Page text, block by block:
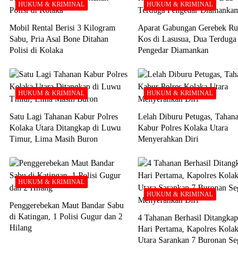
HUKUM & KRIMINAL
Mobil Rental Berisi 3 Kilogram
Sabu, Pria Asal Bone Ditahan
Polisi di Kolaka
HUKUM & KRIMINAL
Aparat Gabungan Gerebek
Kos di Lasusua, Dua Terduga
Pengedar Diamankan
HUKUM & KRIMINAL
Satu Lagi Tahanan Kabur Polres
Kolaka Utara Ditangkap di Luwu
Timur, Lima Masih Buron
HUKUM & KRIMINAL
Lelah Diburu Petugas,
Kabur Polres Kolaka Utara
Menyerahkan Diri
HUKUM & KRIMINAL
Penggerebekan Maut Bandar Sabu
di Katingan, 1 Polisi Gugur dan 2
Hilang
HUKUM & KRIMINAL
4 Tahanan Berhasil
Hari Pertama, Kapolres
Utara Sarankan 7 Buronan